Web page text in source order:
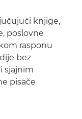
knjige,
poslovne
rasponu
bez
sjajnim
pisače